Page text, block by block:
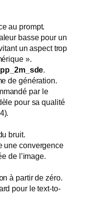
au prompt.
basse pour un
un aspect trop
».
.
de génération.
par le
pour sa qualité
bruit.
une convergence
de l’image.
à partir de zéro.
pour le text-to-